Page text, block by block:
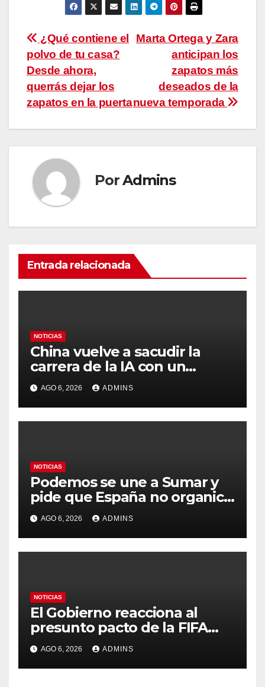
Navegación
de
entradas
Marta Ortega y Zara
anticipan los
zapatos más
deseados de la
nueva temporada
¿Qué contiene el
polvo de tu casa?
Desde ahora,
querrás dejar los
zapatos en la puerta
PorAdmins
Entrada relacionada
NOTICIAS
China vuelve a sacudir la
carrera de la IA con un
modelo capaz de trabajar
durante días sin intervención
humana
AGO 6, 2026 ADMINS
NOTICIAS
Podemos se une a Sumar y
pide que España no organice
el Mundial 2030 con
Marruecos por «atentar
contra la soberanía nacional»
AGO 6, 2026 ADMINS
NOTICIAS
El Gobierno reacciona al
presunto pacto de la FIFA
con Marruecos para acoger
la final del Mundial 2030:
«Tiene que ser en España»
AGO 6, 2026 ADMINS